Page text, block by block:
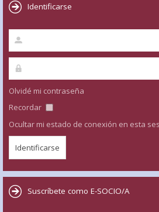
Identificarse
Olvidé mi contraseña
Recordar
Ocultar mi estado de conexión en esta
Suscríbete como E-SOCIO/A